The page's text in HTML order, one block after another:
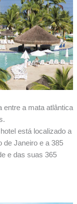
entre a mata atlântica
está localizado a
de Janeiro e a 385
e das suas 365